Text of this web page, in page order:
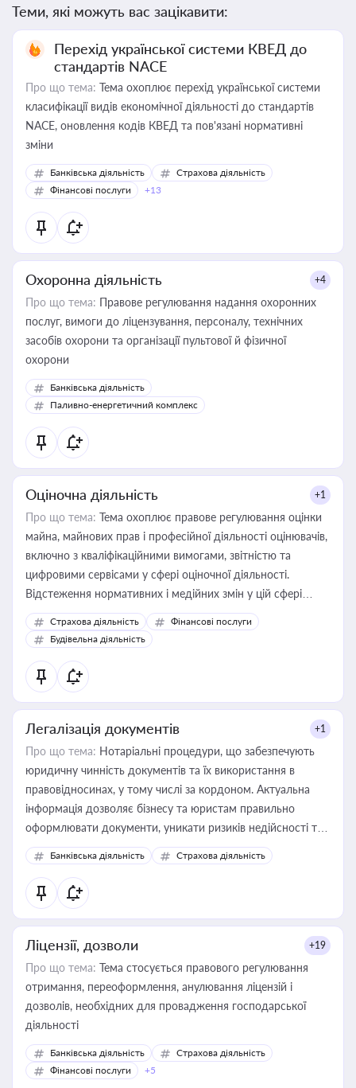
Теми, які можуть вас зацікавити:
Перехід української системи КВЕД до
стандартів NACE
Про що тема: Тема охоплює перехід української системи
класифікації видів економічної діяльності до стандартів
NACE, оновлення кодів КВЕД та пов'язані нормативні
зміни
Банківська діяльність
Страхова діяльність
Фінансові послуги
+13
Охоронна діяльність +4
Про що тема: Правове регулювання надання охоронних
послуг, вимоги до ліцензування, персоналу, технічних
засобів охорони та організації пультової й фізичної
охорони
Банківська діяльність
Паливно-енергетичний комплекс
Оціночна діяльність +1
Про що тема: Тема охоплює правове регулювання оцінки
майна, майнових прав і професійної діяльності оцінювачів,
включно з кваліфікаційними вимогами, звітністю та
цифровими сервісами у сфері оціночної діяльності.
Відстеження нормативних і медійних змін у цій сфері
корисне для власника бізнесу, керівника, юриста або
бухгалтера під час оподаткування, приватизації, оренди
державного майна, корпоративних угод і перевірки
статусу суб'єктів оціночної діяльності
Страхова діяльність
Фінансові послуги
Будівельна діяльність
Легалізація документів +1
Про що тема: Нотаріальні процедури, що забезпечують
юридичну чинність документів та їх використання в
правовідносинах, у тому числі за кордоном. Актуальна
інформація дозволяє бізнесу та юристам правильно
оформлювати документи, уникати ризиків недійсності та
забезпечувати їх належне прийняття органами влади та
контрагентами
Банківська діяльність Страхова діяльність
Ліцензії, дозволи +19
Про що тема: Тема стосується правового регулювання
отримання, переоформлення, анулювання ліцензій і
дозволів, необхідних для провадження господарської
діяльності
Банківська діяльність
Страхова діяльність
Фінансові послуги
+5